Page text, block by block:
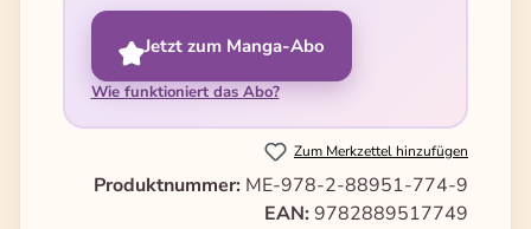
Jetzt zum Manga-Abo
Wie funktioniert das Abo?
Zum Merkzettel hinzufügen
Produktnummer: ME-978-2-88951-774-9
EAN: 9782889517749